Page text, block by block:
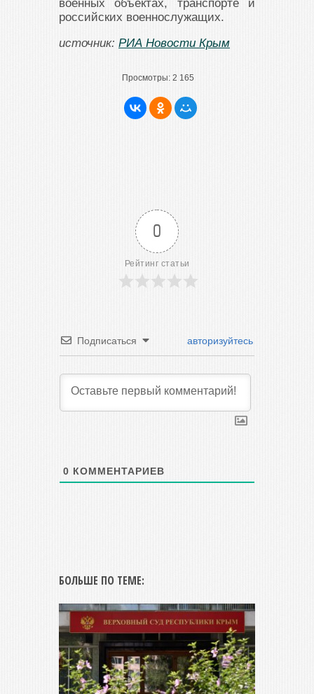
военных объектах, транспорте и
российских военнослужащих.
источник: РИА Новости Крым
Просмотры: 2 165
0
Рейтинг статьи
Подписаться авторизуйтесь
0 КОММЕНТАРИЕВ
БОЛЬШЕ ПО ТЕМЕ: